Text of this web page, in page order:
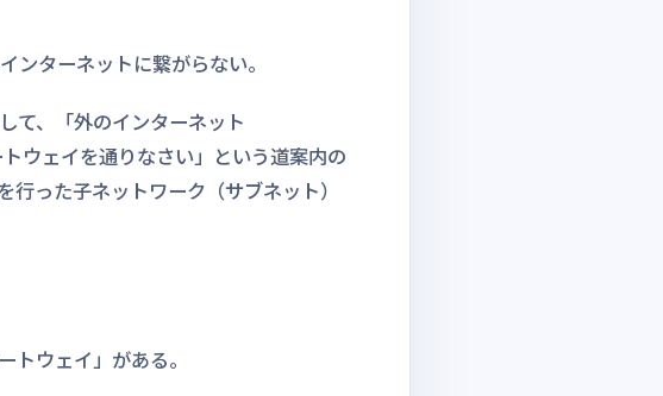
ンターネットに繋がらない。
て、「外のインターネット
ウェイを通りなさい」という道案内の
った子ネットワーク（サブネット）
ウェイ」がある。